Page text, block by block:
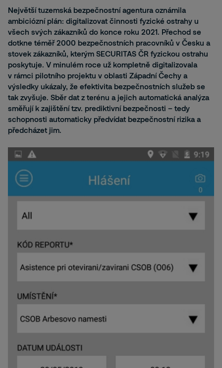
Největší tuzemská bezpečnostní agentura oznámila
ambiciózní plán: digitalizovat činnosti fyzické ostrahy u
všech svých zákazníků do konce roku 2021. Přechod se
dotkne téměř 2000 bezpečnostních pracovníků v Česku a
stovek zákazníků, kterým SECURITAS ČR fyzickou ostrahu
poskytuje. V minulém roce už kompletně digitalizovala
v rámci pilotního projektu v oblasti Západní Čechy a
výsledky ukázaly, že efektivita bezpečnostních služeb se
tak zvyšuje. Sběr dat z terénu a jejich automatická analýza
směřují k zajištění tzv. prediktivní bezpečnosti – tedy
schopnosti automaticky předvídat bezpečnostní rizika a
předcházet jim.